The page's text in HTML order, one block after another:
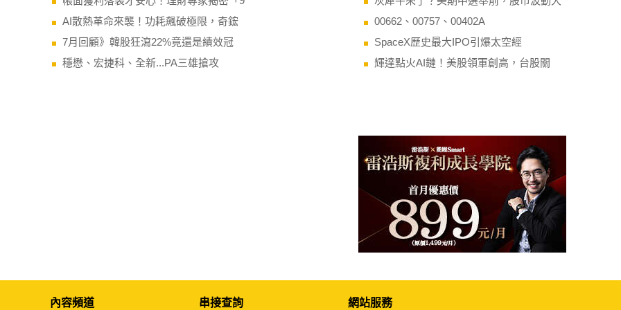
AI散熱革命來襲！功耗飆破極限，奇鋐
7月回顧》韓股狂瀉22%竟還是績效冠
穩懋、宏捷科、全新...PA三雄搶攻
00662、00757、00402A
SpaceX歷史最大IPO引爆太空經
輝達點火AI鏈！美股領軍創高，台股關
內容頻道 串接查詢 網站服務